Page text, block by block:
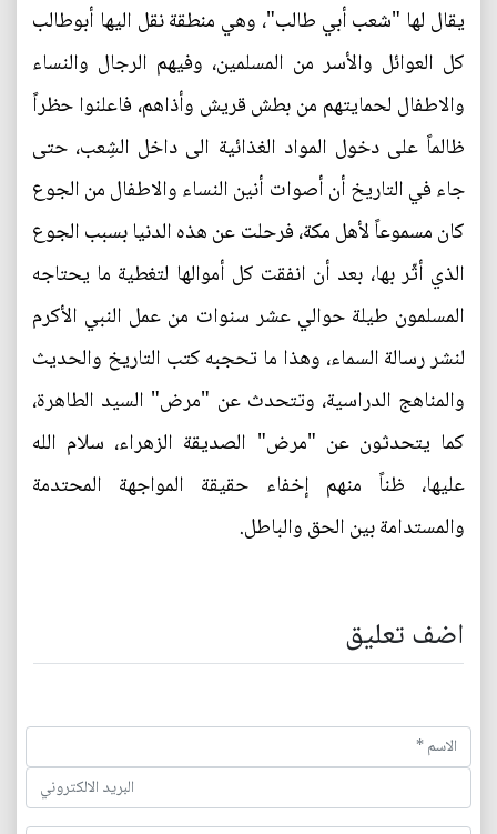
يقال لها "شعب أبي طالب"، وهي منطقة نقل اليها أبوطالب
كل العوائل والأسر من المسلمين، وفيهم الرجال والنساء
والاطفال لحمايتهم من بطش قريش وأذاهم، فاعلنوا حظراً
ظالماً على دخول المواد الغذائية الى داخل الشِعب، حتى
جاء في التاريخ أن أصوات أنين النساء والاطفال من الجوع
كان مسموعاً لأهل مكة، فرحلت عن هذه الدنيا بسبب الجوع
الذي أثّر بها، بعد أن انفقت كل أموالها لتغطية ما يحتاجه
المسلمون طيلة حوالي عشر سنوات من عمل النبي الأكرم
لنشر رسالة السماء، وهذا ما تحجبه كتب التاريخ والحديث
والمناهج الدراسية، وتتحدث عن "مرض" السيد الطاهرة،
كما يتحدثون عن "مرض" الصديقة الزهراء، سلام الله
عليها، ظناً منهم إخفاء حقيقة المواجهة المحتدمة
والمستدامة بين الحق والباطل.
اضف تعليق